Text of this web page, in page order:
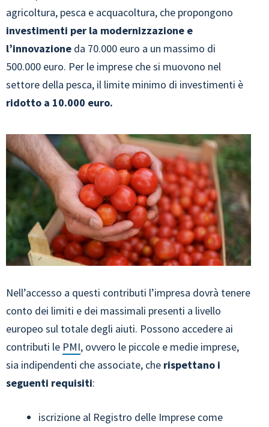
agricoltura, pesca e acquacoltura, che propongono
investimenti per la modernizzazione e
l’innovazione da 70.000 euro a un massimo di
500.000 euro. Per le imprese che si muovono nel
settore della pesca, il limite minimo di investimenti è
ridotto a 10.000 euro.
Nell’accesso a questi contributi l’impresa dovrà tenere
conto dei limiti e dei massimali presenti a livello
europeo sul totale degli aiuti. Possono accedere ai
contributi le PMI, ovvero le piccole e medie imprese,
sia indipendenti che associate, che rispettano i
seguenti requisiti:
iscrizione al Registro delle Imprese come